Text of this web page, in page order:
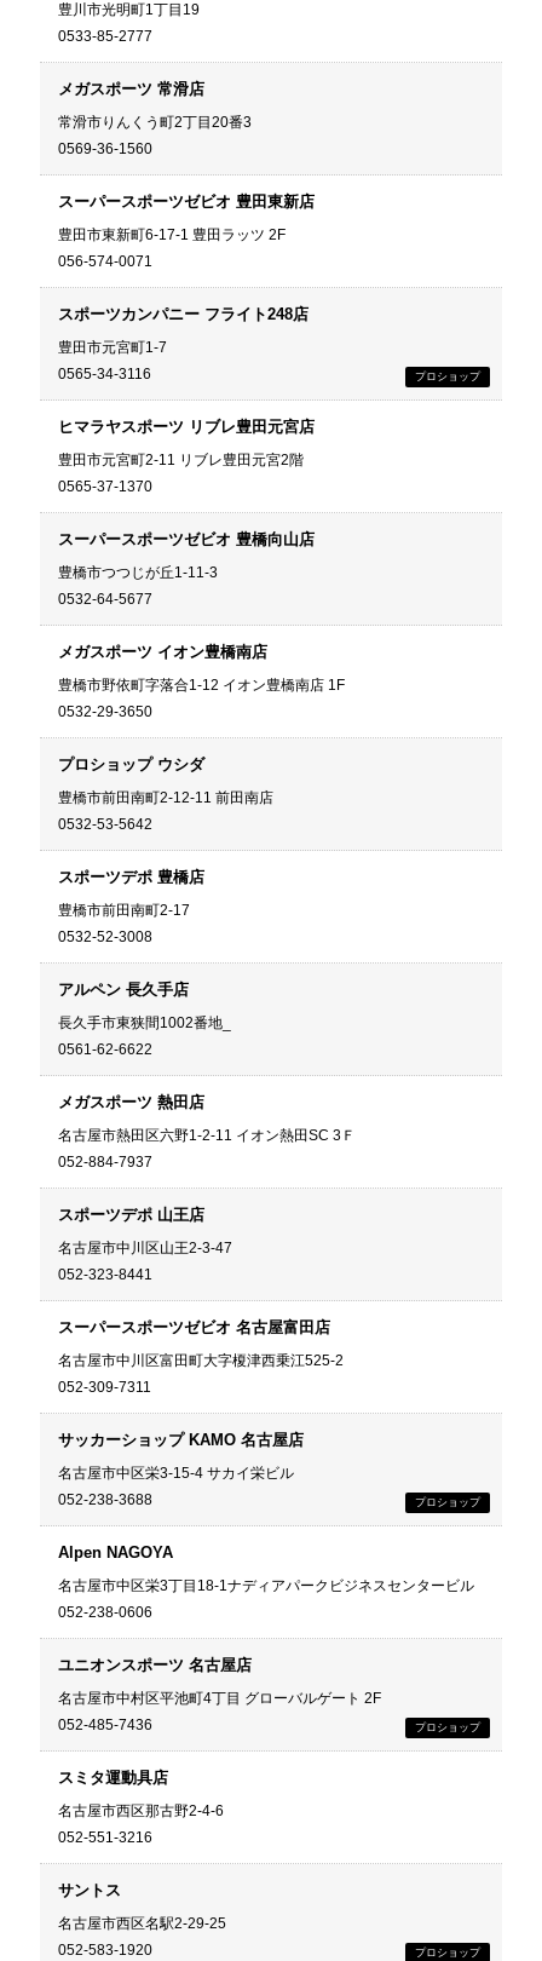
豊川市光明町1丁目19
0533-85-2777
メガスポーツ 常滑店
常滑市りんくう町2丁目20番3
0569-36-1560
スーパースポーツゼビオ 豊田東新店
豊田市東新町6-17-1 豊田ラッツ 2F
056-574-0071
スポーツカンパニー フライト248店
豊田市元宮町1-7
0565-34-3116
ヒマラヤスポーツ リブレ豊田元宮店
豊田市元宮町2-11 リブレ豊田元宮2階
0565-37-1370
スーパースポーツゼビオ 豊橋向山店
豊橋市つつじが丘1-11-3
0532-64-5677
メガスポーツ イオン豊橋南店
豊橋市野依町字落合1-12 イオン豊橋南店 1F
0532-29-3650
プロショップ ウシダ
豊橋市前田南町2-12-11 前田南店
0532-53-5642
スポーツデポ 豊橋店
豊橋市前田南町2-17
0532-52-3008
アルペン 長久手店
長久手市東狭間1002番地_
0561-62-6622
メガスポーツ 熱田店
名古屋市熱田区六野1-2-11 イオン熱田SC 3Ｆ
052-884-7937
スポーツデポ 山王店
名古屋市中川区山王2-3-47
052-323-8441
スーパースポーツゼビオ 名古屋富田店
名古屋市中川区富田町大字榎津西乗江525-2
052-309-7311
サッカーショップ KAMO 名古屋店
名古屋市中区栄3-15-4 サカイ栄ビル
052-238-3688
Alpen NAGOYA
名古屋市中区栄3丁目18-1ナディアパークビジネスセンタービル
052-238-0606
ユニオンスポーツ 名古屋店
名古屋市中村区平池町4丁目 グローバルゲート 2F
052-485-7436
スミタ運動具店
名古屋市西区那古野2-4-6
052-551-3216
サントス
名古屋市西区名駅2-29-25
052-583-1920